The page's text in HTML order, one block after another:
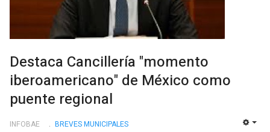
Destaca Cancillería "momento
iberoamericano" de México como
puente regional
INFOBAE
BREVES MUNICIPALES